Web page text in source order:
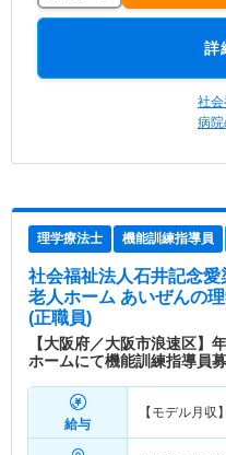
詳
社
病
理学療法士 機能訓練指導員
社会福祉法人石井記念
老人ホーム あいぜんの
(正職員)
【大阪府／大阪市浪速区
ホームにて機能訓練指導員
給与
【モデル月収】